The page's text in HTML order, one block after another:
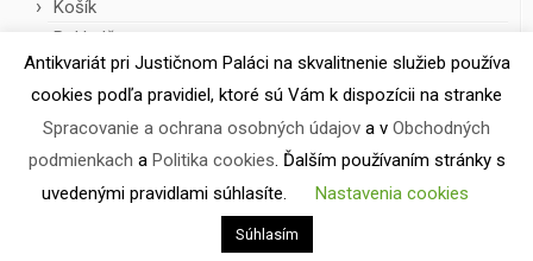
Košík
Pokladňa
Antikvariát pri Justičnom Paláci
Designed with theCustomizr theme
Antikvariát pri Justičnom Paláci na skvalitnenie služieb používa
cookies podľa pravidiel, ktoré sú Vám k dispozícii na stranke
Spracovanie a ochrana osobných údajov a v Obchodných
podmienkach a Politika cookies. Ďalším používaním stránky s
uvedenými pravidlami súhlasíte.
Nastavenia cookies
Súhlasím